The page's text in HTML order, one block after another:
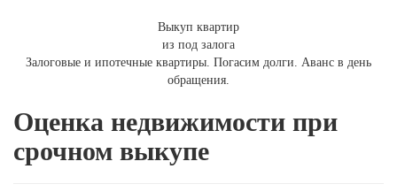
Выкуп квартир
из под залога
Залоговые и ипотечные квартиры. Погасим долги. Аванс в день
обращения.
Оценка недвижимости при
срочном выкупе